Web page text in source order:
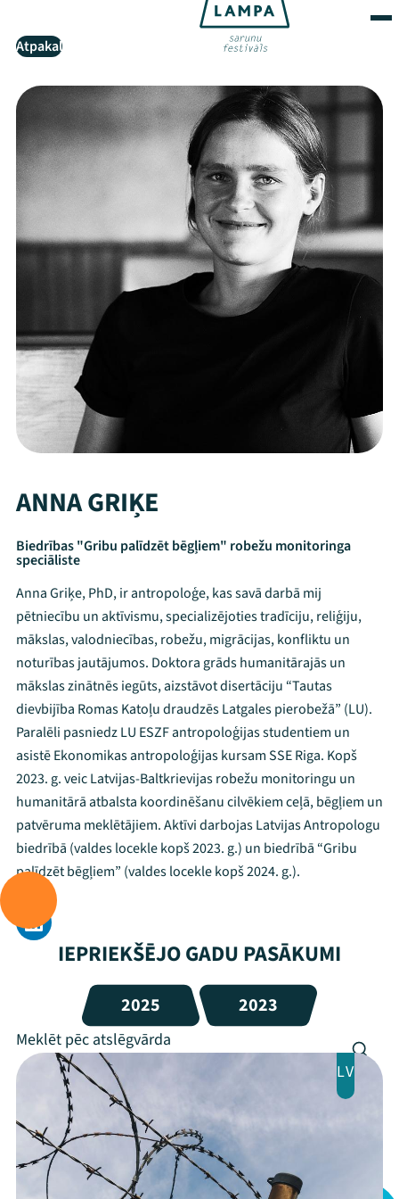
Atpakaļ
ANNA GRIĶE
Biedrības "Gribu palīdzēt bēgļiem" robežu monitoringa
speciāliste
Anna Griķe, PhD, ir antropoloģe, kas savā darbā mij
pētniecību un aktīvismu, specializējoties tradīciju, reliģiju,
mākslas, valodniecības, robežu, migrācijas, konfliktu un
noturības jautājumos. Doktora grāds humanitārajās un
mākslas zinātnēs iegūts, aizstāvot disertāciju “Tautas
dievbijība Romas Katoļu draudzēs Latgales pierobežā” (LU).
Paralēli pasniedz LU ESZF antropoloģijas studentiem un
asistē Ekonomikas antropoloģijas kursam SSE Riga. Kopš
2023. g. veic Latvijas-Baltkrievijas robežu monitoringu un
humanitārā atbalsta koordinēšanu cilvēkiem ceļā, bēgļiem un
patvēruma meklētājiem. Aktīvi darbojas Latvijas Antropologu
biedrībā (valdes locekle kopš 2023. g.) un biedrībā “Gribu
palīdzēt bēgļiem” (valdes locekle kopš 2024. g.).
IEPRIEKŠĒJO GADU PASĀKUMI
2025 2023
LV